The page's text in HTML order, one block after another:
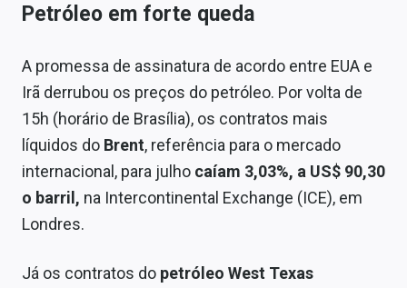
Petróleo em forte queda
A promessa de assinatura de acordo entre EUA e
Irã derrubou os preços do petróleo. Por volta de
15h (horário de Brasília), os contratos mais
líquidos do Brent, referência para o mercado
internacional, para julho caíam 3,03%, a US$ 90,30
o barril, na Intercontinental Exchange (ICE), em
Londres.
Já os contratos do petróleo West Texas